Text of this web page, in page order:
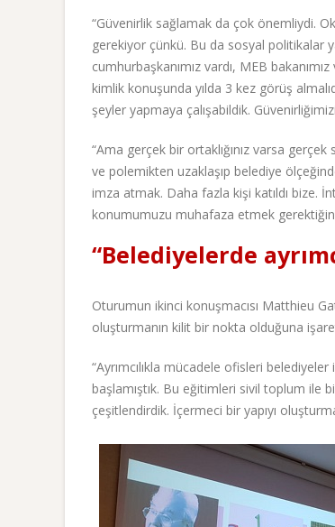
“Güvenirlik sağlamak da çok önemliydi.
gerekiyor çünkü. Bu da sosyal politikalar
cumhurbaşkanımız vardı, MEB
kimlik konuşunda yılda 3 kez görüş
şeyler yapmaya çalışabildik.
“Ama gerçek bir ortaklığınız varsa
ve polemikten uzaklaşıp belediye
imza atmak. Daha fazla kişi katıldı bize.
konumumuzu muhafaza etmek
“Belediyelerde
Oturumun ikinci konuşmacısı Matthieu
oluşturmanın kilit bir nokta olduğuna
“Ayrımcılıkla mücadele ofisleri
başlamıştık. Bu eğitimleri sivil toplum ile
çeşitlendirdik. İçermeci bir yapıyı